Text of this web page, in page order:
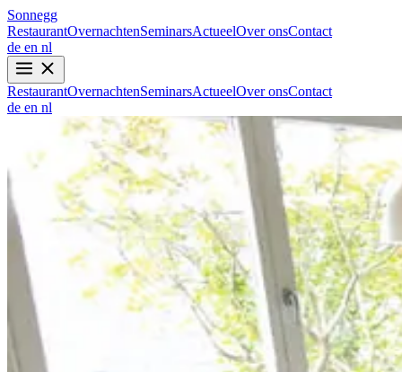
Sonnegg
RestaurantOvernachtenSeminarsActueelOver onsContact
de en nl
RestaurantOvernachtenSeminarsActueelOver onsContact
de en nl